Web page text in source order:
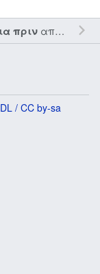
πριναπό τον την
/ CC by-sa